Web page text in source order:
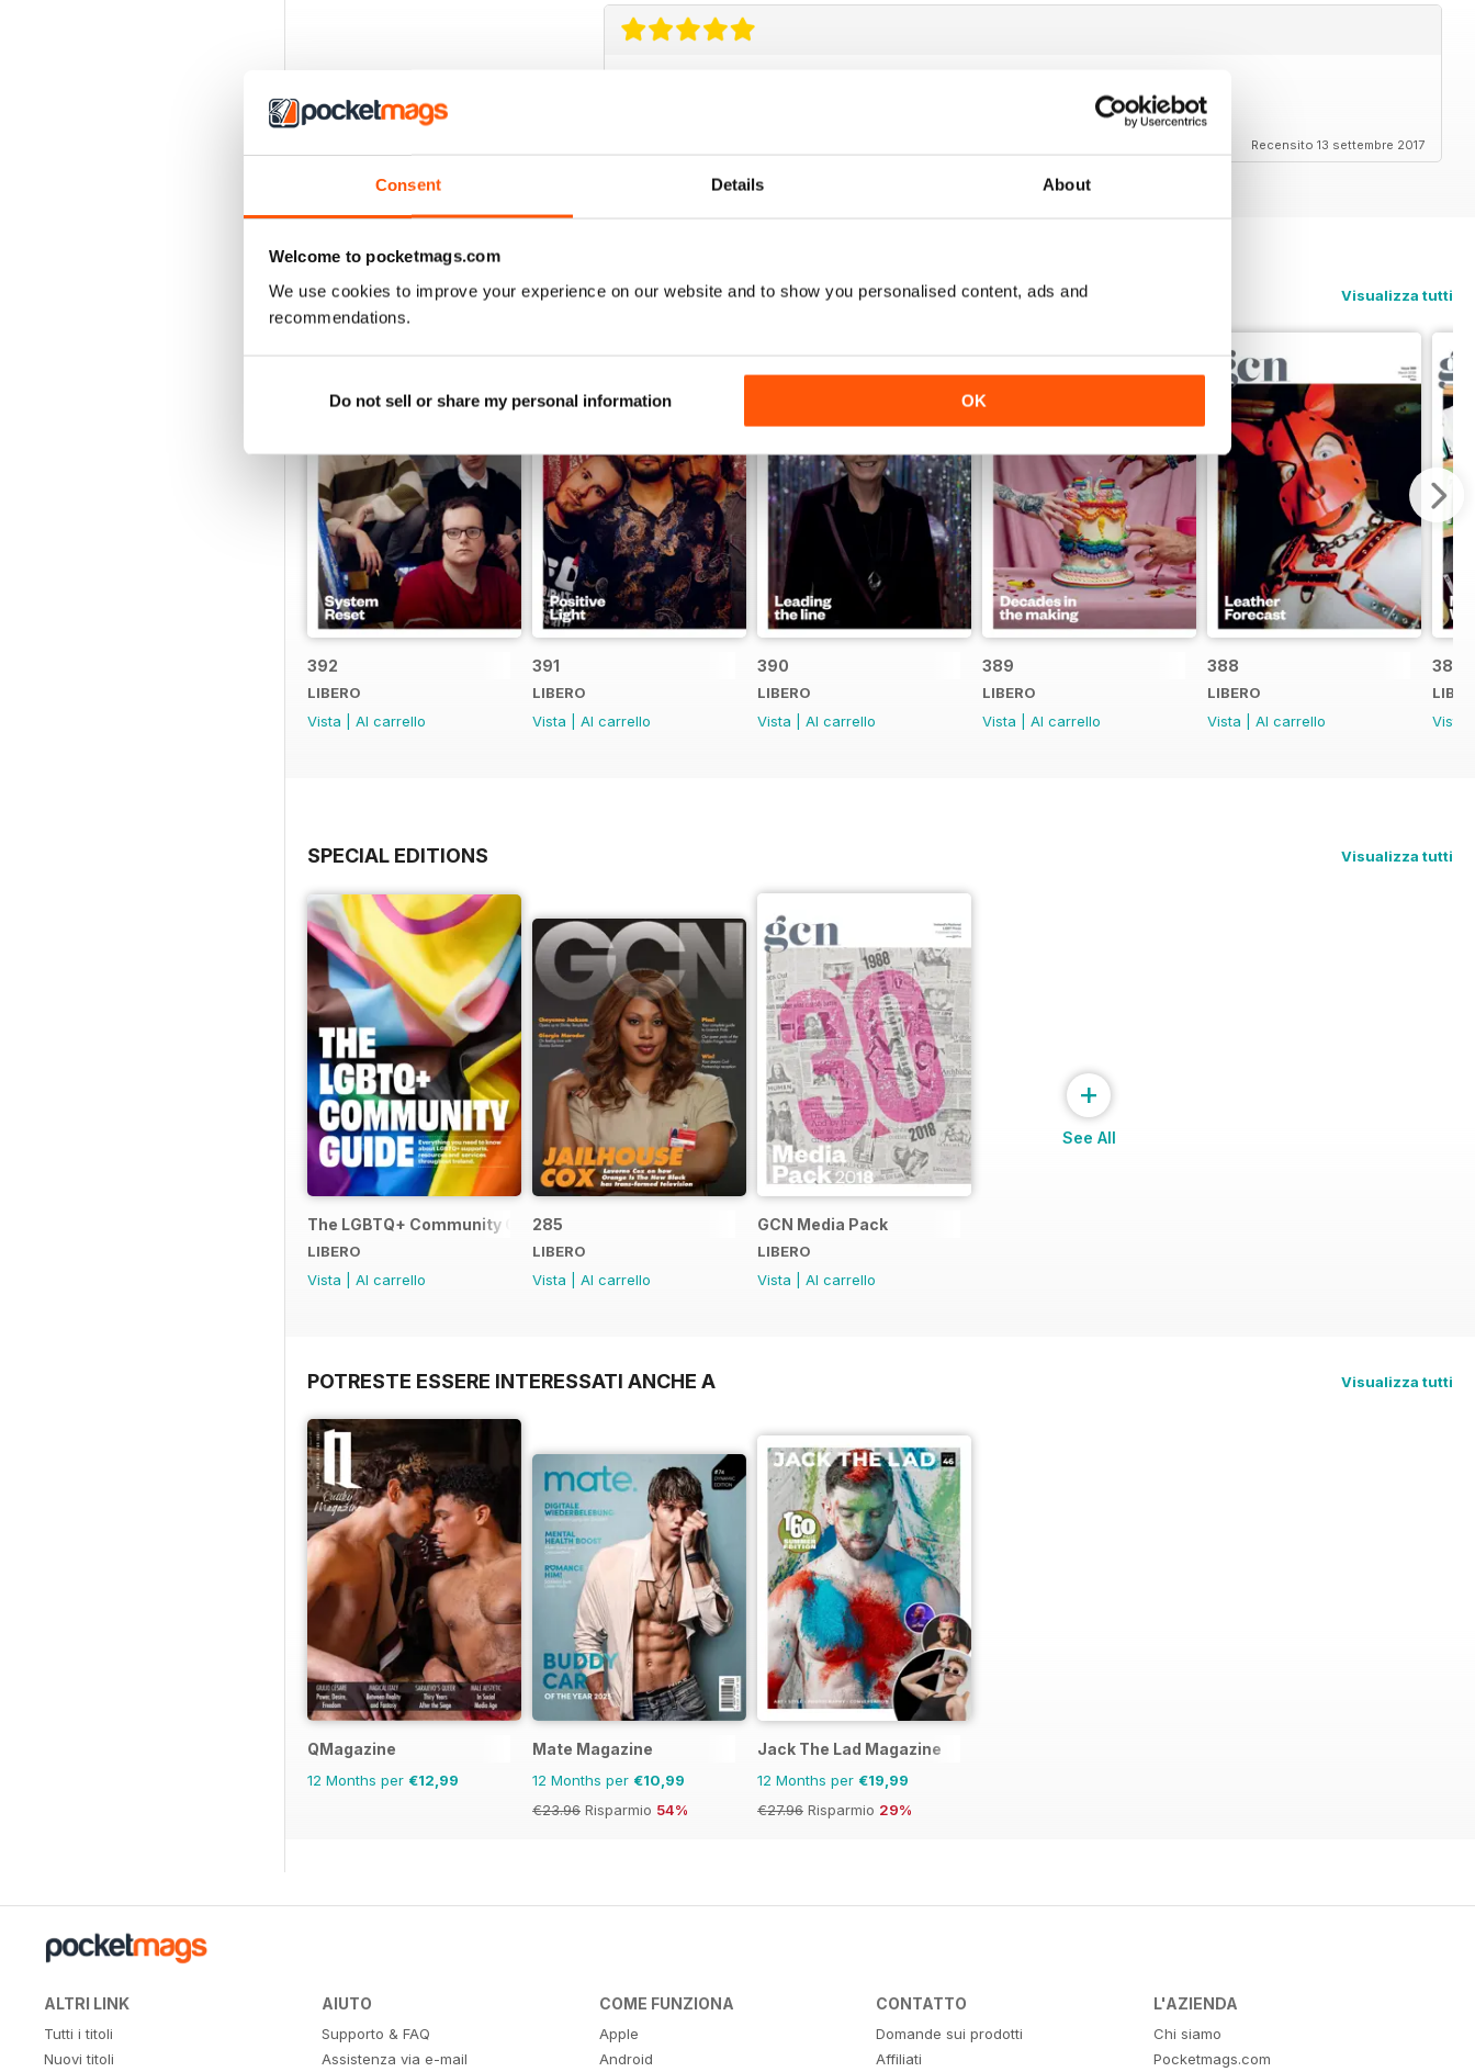
Consent Details About
Welcome to pocketmags.com
We use cookies to improve your experience on our website and to show you personalised content, ads and
recommendations.
Do not sell or share my personal information OK
Recensito 13 settembre 2017
EDIZIONI INDIETRO Visualizza tutti
392
LIBERO
Vista
Al carrello
391
LIBERO
Vista
Al carrello
390
LIBERO
Vista
Al carrello
389
LIBERO
Vista
Al carrello
388
LIBERO
Vista
Al carrello
387
Vista
SPECIAL EDITIONS Visualizza tutti
The LGBTQ+ Community Guide
LIBERO
Vista
Al carrello
285
LIBERO
Vista
Al carrello
GCN Media Pack
LIBERO
Vista
Al carrello
+
See All
POTRESTE ESSERE INTERESSATI ANCHE A Visualizza tutti
QMagazine
12 Months per €12,99
Mate Magazine
12 Months per €10,99
€23.96 Risparmio 54%
Jack The Lad Magazine
12 Months per €19,99
€27.96 Risparmio 29%
ALTRI LINK
Tutti i titoli
Nuovi titoli
AIUTO
Supporto & FAQ
Assistenza via e-mail
COME FUNZIONA
Apple
Android
CONTATTO
Domande sui prodotti
Affiliati
L'AZIENDA
Chi siamo
Pocketmags.com